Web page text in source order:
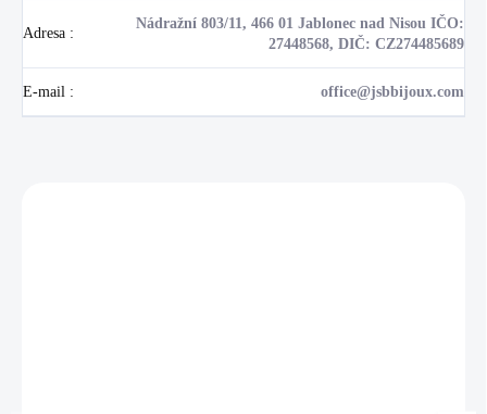
Adresa :
Nádražní 803/11, 466 01 Jablonec nad Nisou IČO:
27448568, DIČ: CZ274485689
E-mail : office@jsbbijoux.com